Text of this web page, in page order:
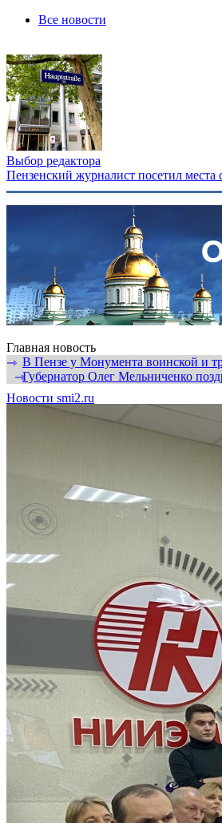
Все новости
Выбор редактора
Пензенский журналист посетил
Главная новость
⇾ В Пензе у Монумента воинской и
⇾Губернатор Олег Мельниченко
Новости smi2.ru